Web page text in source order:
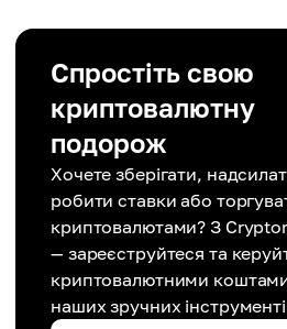
Спростіть свою
криптовалютну
подорож
Хочете зберігати,
робити ставки або
криптовалютами? З
— зареєструйтеся та
криптовалютними
наших зручних